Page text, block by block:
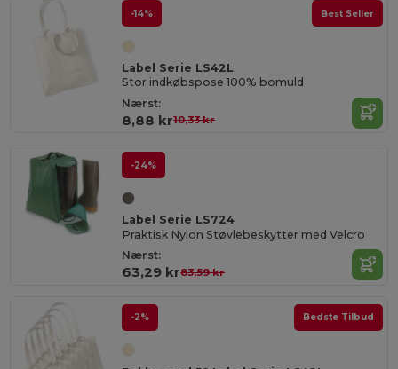
-14% Best Seller
Label Serie LS42L
Stor indkøbspose 100% bomuld
Nærst:
8,88 kr10,33 kr
-24%
Label Serie LS724
Praktisk Nylon Støvlebeskytter med Velcro
Nærst:
63,29 kr83,59 kr
-2% Bedste Tilbud